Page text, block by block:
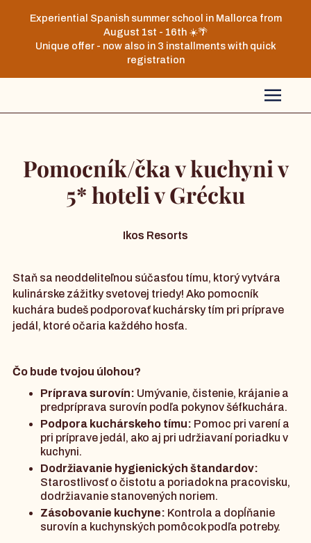
Experiential Spanish summer school in Mallorca from
August 1st - 16th ☀️🌴
Unique offer - now also in 3 installments with quick
registration
Pomocník/čka v kuchyni v
5* hoteli v Grécku
Ikos Resorts
Staň sa neoddeliteľnou súčasťou tímu, ktorý vytvára
kulinárske zážitky svetovej triedy! Ako pomocník
kuchára budeš podporovať kuchársky tím pri príprave
jedál, ktoré očaria každého hosťa.
Čo bude tvojou úlohou?
Príprava surovín: Umývanie, čistenie, krájanie a
predpríprava surovín podľa pokynov šéfkuchára.
Podpora kuchárskeho tímu: Pomoc pri varení a
pri príprave jedál, ako aj pri udržiavaní poriadku v
kuchyni.
Dodržiavanie hygienických štandardov:
Starostlivosť o čistotu a poriadok na pracovisku,
dodržiavanie stanovených noriem.
Zásobovanie kuchyne: Kontrola a dopĺňanie
surovín a kuchynských pomôcok podľa potreby.